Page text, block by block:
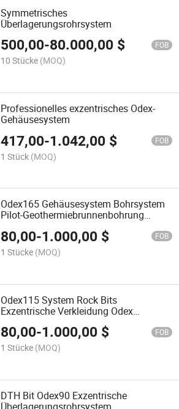
Symmetrisches
Überlagerungsrohrsystem
500,00-80.000,00 $ FOB
10 Stücke (MOQ)
Professionelles exzentrisches Odex-
Gehäusesystem
417,00-1.042,00 $ FOB
1 Stück (MOQ)
Odex165 Gehäusesystem Bohrsystem
Pilot-Geothermiebrunnenbohrung
80,00-1.000,00 $ FOB
1 Stücke (MOQ)
Odex115 System Rock Bits
Exzentrische Verkleidung Odex
Überburdenbohrungen
80,00-1.000,00 $ FOB
1 Stücke (MOQ)
DTH Bit Odex90 Exzentrische